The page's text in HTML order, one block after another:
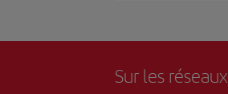
Sur les réseaux